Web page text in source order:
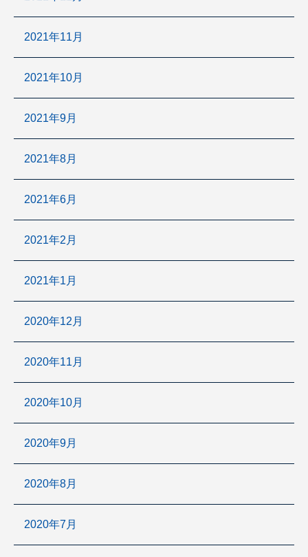
2021年11月
2021年10月
2021年9月
2021年8月
2021年6月
2021年2月
2021年1月
2020年12月
2020年11月
2020年10月
2020年9月
2020年8月
2020年7月